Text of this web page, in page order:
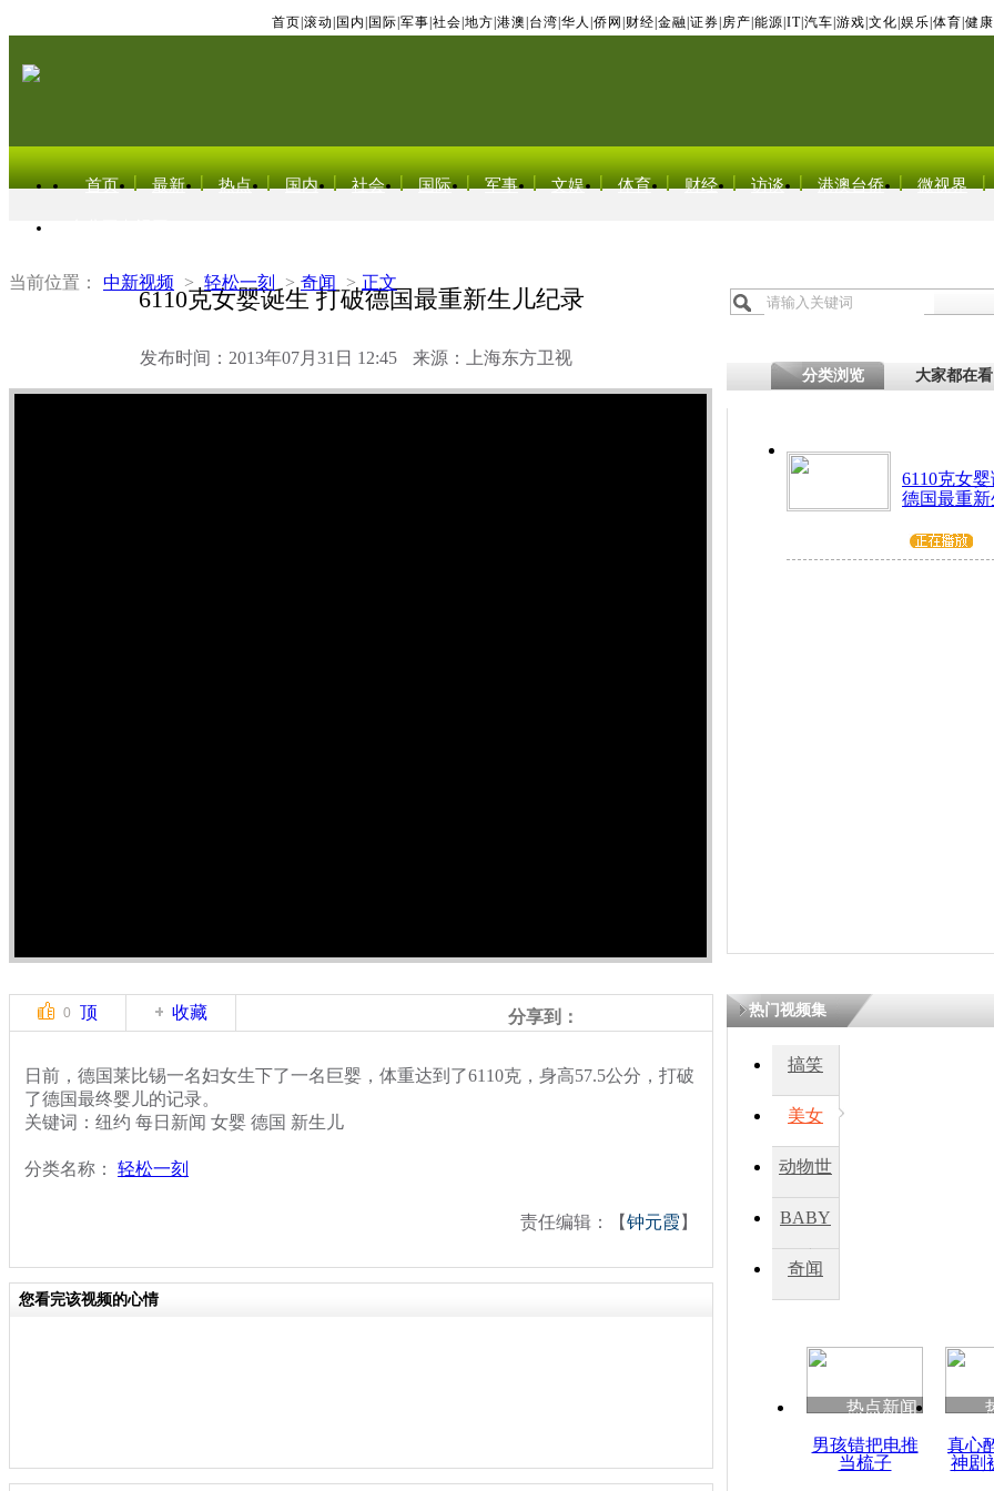
首页 滚动 国内 国际 军事 社会 地方 港澳 台湾 华人 侨网 财经 金融 证券 房产 能源 IT| 汽车 游戏 文化 娱乐 体育 健康
首页 最新 热点 国内 社会 国际 军事 文娱 体育 财经 访谈 港澳台侨 微视界
当前位置： 中新视频 > 轻松一刻 > 奇闻 > 正文
6110克女婴诞生 打破德国最重新生儿纪录
发布时间：2013年07月31日 12:45 来源：上海东方卫视
分类浏览 大家都在看
6110克女
德国最重
0 顶 收藏 分享到：
日前，德国莱比锡一名妇女生下了一名巨婴，体重达到了6110克，身高57.5公分，打破
了德国最终婴儿的记录。
关键词：纽约 每日新闻 女婴 德国 新生儿
分类名称： 轻松一刻
责任编辑：【钟元霞 】
您看完该视频的心情
热门视频集
搞笑
美女
动物世
BABY
秀
奇闻
热点新闻
男孩错把电推
当梳子
真心
神剧